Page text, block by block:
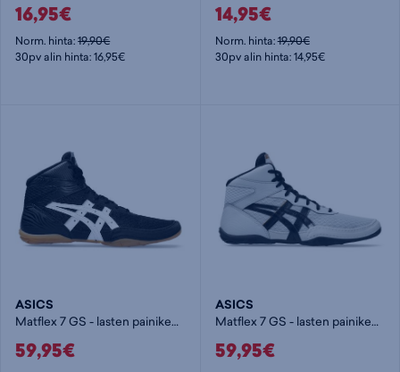
16,95€
Norm. hinta:19,90€
30pv alin hinta: 16,95€
14,95€
Norm. hinta:19,90€
30pv alin hinta: 14,95€
ASICS
Matflex 7 GS - lasten painikengät
59,95€
ASICS
Matflex 7 GS - lasten painikengät
59,95€